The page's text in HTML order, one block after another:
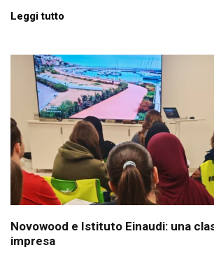
Leggi tutto
Novowood e Istituto Einaudi: una
impresa